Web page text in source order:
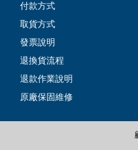
付款方式
取貨方式
發票說明
退換貨流程
退款作業說明
原廠保固維修